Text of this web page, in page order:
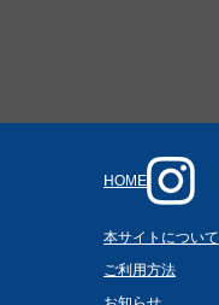
HOME
本サイトについて
ご利用方法